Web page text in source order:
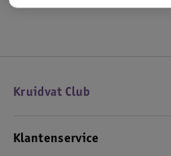
Kruidvat Club
Klantenservice